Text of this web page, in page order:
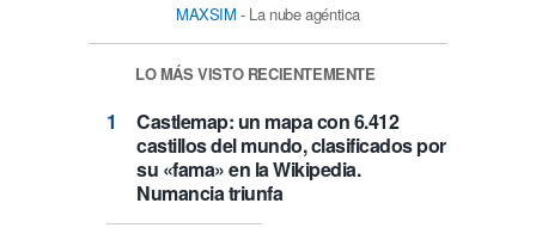
MAXSIM - La nube agéntica
LO MÁS VISTO RECIENTEMENTE
Castlemap: un mapa con 6.412
castillos del mundo, clasificados por
su «fama» en la Wikipedia.
Numancia triunfa